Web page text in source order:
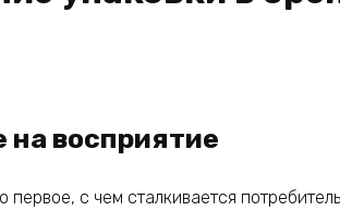
на восприятие
первое, с чем сталкивается